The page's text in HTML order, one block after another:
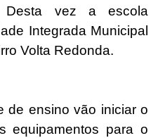
Desta vez a escola
Integrada Municipal
Volta Redonda.
de ensino vão iniciar o
equipamentos para o